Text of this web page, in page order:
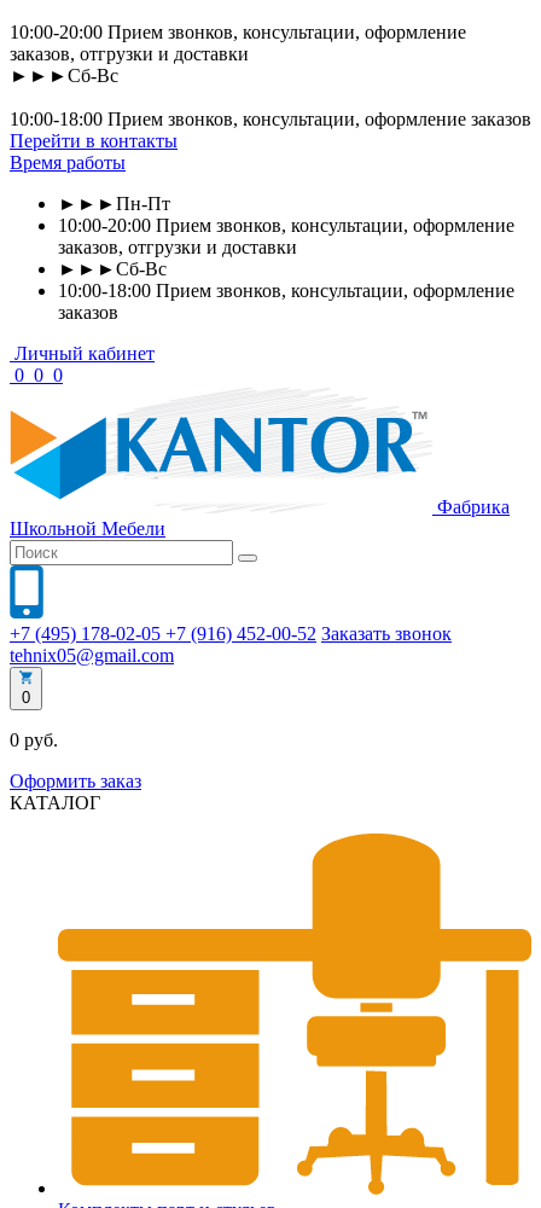
10:00-20:00 Прием звонков, консультации, оформление
заказов, отгрузки и доставки
►►►Сб-Вс
10:00-18:00 Прием звонков, консультации, оформление заказов
Перейти в контакты
Время работы
►►►Пн-Пт
10:00-20:00 Прием звонков, консультации, оформление
заказов, отгрузки и доставки
►►►Сб-Вс
10:00-18:00 Прием звонков, консультации, оформление
заказов
Личный кабинет
0 0 0
Фабрика
Школьной Мебели
+7 (495) 178-02-05 +7 (916) 452-00-52 Заказать звонок
tehnix05@gmail.com
0
0 руб.
Оформить заказ
КАТАЛОГ